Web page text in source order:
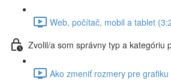
Web, počítač, mobil a tablet
Zvolil/a som správny typ a kategóriu
Ako zmeniť rozmery pre